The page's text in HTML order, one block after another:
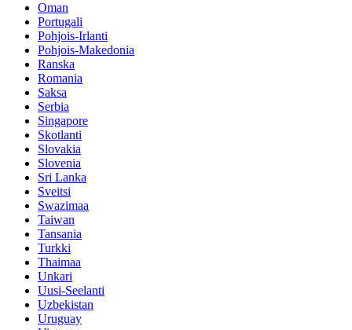
Oman
Portugali
Pohjois-Irlanti
Pohjois-Makedonia
Ranska
Romania
Saksa
Serbia
Singapore
Skotlanti
Slovakia
Slovenia
Sri Lanka
Sveitsi
Swazimaa
Taiwan
Tansania
Turkki
Thaimaa
Unkari
Uusi-Seelanti
Uzbekistan
Uruguay